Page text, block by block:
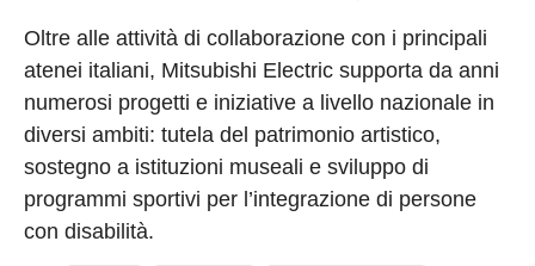
Oltre alle attività di collaborazione con i principali
atenei italiani, Mitsubishi Electric supporta da anni
numerosi progetti e iniziative a livello nazionale in
diversi ambiti: tutela del patrimonio artistico,
sostegno a istituzioni museali e sviluppo di
programmi sportivi per l’integrazione di persone
con disabilità.